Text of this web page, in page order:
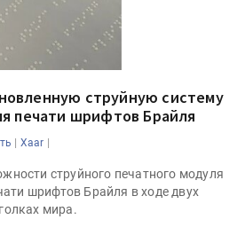
струйную систему
печати шрифтов Брайля
| Xaar |
струйного печатного модуля
шрифтов Брайля в ходе двух
мира.